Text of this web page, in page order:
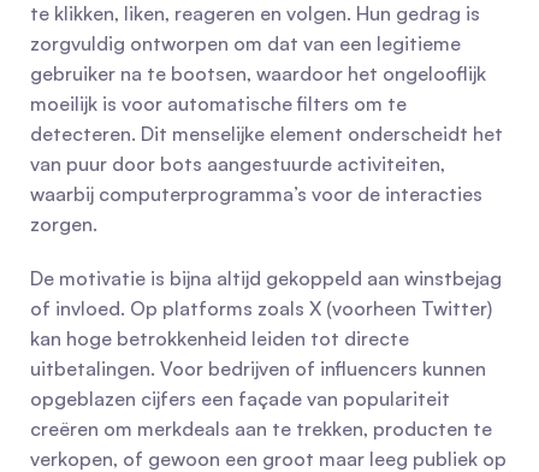
te klikken, liken, reageren en volgen. Hun gedrag is
zorgvuldig ontworpen om dat van een legitieme
gebruiker na te bootsen, waardoor het ongelooflijk
moeilijk is voor automatische filters om te
detecteren. Dit menselijke element onderscheidt het
van puur door bots aangestuurde activiteiten,
waarbij computerprogramma’s voor de interacties
zorgen.
De motivatie is bijna altijd gekoppeld aan winstbejag
of invloed. Op platforms zoals X (voorheen Twitter)
kan hoge betrokkenheid leiden tot directe
uitbetalingen. Voor bedrijven of influencers kunnen
opgeblazen cijfers een façade van populariteit
creëren om merkdeals aan te trekken, producten te
verkopen, of gewoon een groot maar leeg publiek op